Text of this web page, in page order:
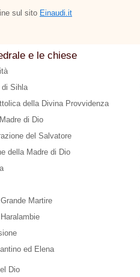
sul sito Einaudi.it
e le chiese
di Sihla
della Divina Provvidenza
di Dio
del Salvatore
della Madre di Dio
Martire
ed Elena
Dio